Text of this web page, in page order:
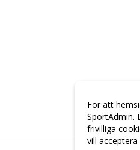
För att
SportAdmin.
frivilliga
vill acceptera